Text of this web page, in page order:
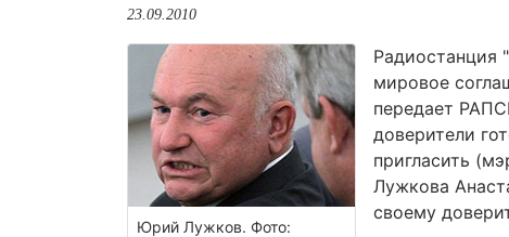
23.09.2010
Юрий Лужков. Фото:
мировое
передает
доверители
пригласить
Лужкова
своему